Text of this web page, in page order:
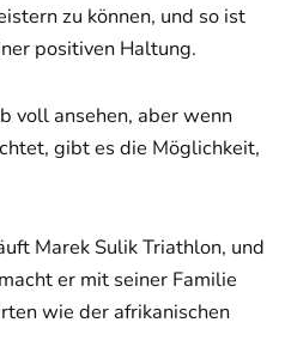
zu können, und so ist
positiven Haltung.
voll ansehen, aber wenn
gibt es die Möglichkeit,
Marek Sulik Triathlon, und
er mit seiner Familie
wie der afrikanischen